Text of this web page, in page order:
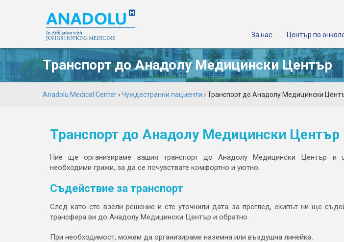
За нас Център по
Транспорт до Анадолу Медицински Център
Anadolu Medical Center›Чуждестранни пациенти › Транспорт до Анадолу Медицински
Транспорт до Анадолу Медицински Център
Ние ще организираме вашия транспорт до Анадолу Медицински Център и
необходими грижи, за да се почувствате комфортно и уютно.
Съдействие за транспорт
След като сте взели решение и сте уточнили дата за преглед, екипът ни ще
трансфера ви до Анадолу Медицински Център и обратно.
При необходимост, можем да организираме наземна или въздушна линейка.